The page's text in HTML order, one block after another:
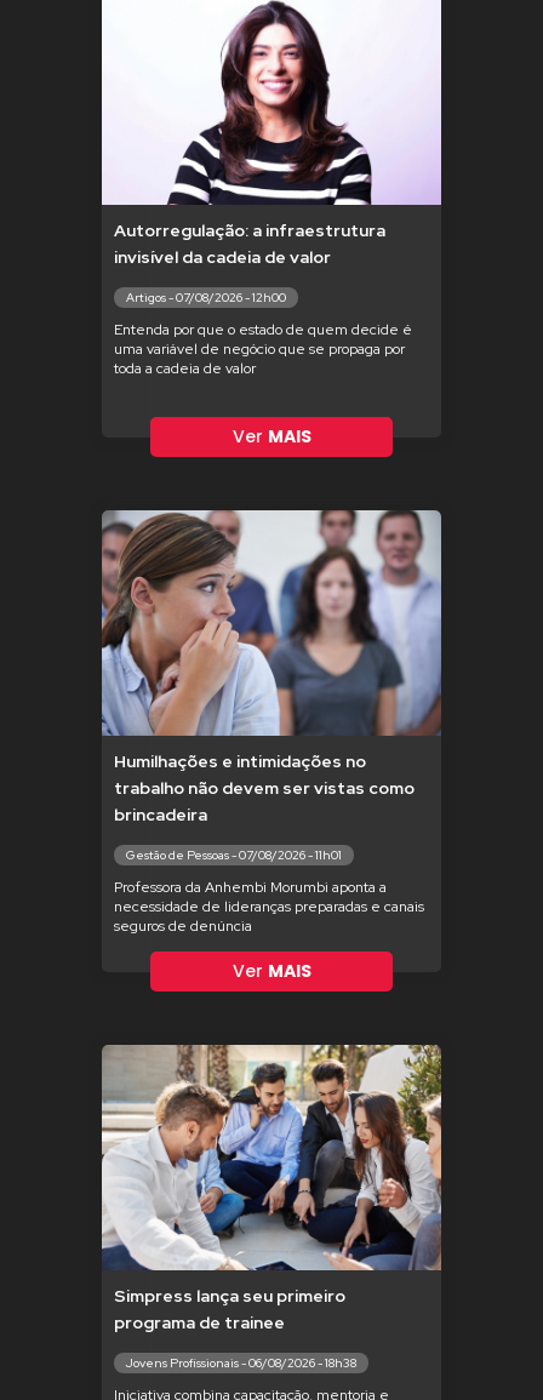
Autorregulação: a infraestrutura
invisível da cadeia de valor
Artigos - 07/08/2026 - 12h00
Entenda por que o estado de quem decide é
uma variável de negócio que se propaga por
toda a cadeia de valor
Ver MAIS
Humilhações e intimidações no
trabalho não devem ser vistas como
brincadeira
Gestão de Pessoas - 07/08/2026 - 11h01
Professora da Anhembi Morumbi aponta a
necessidade de lideranças preparadas e canais
seguros de denúncia
Ver MAIS
Simpress lança seu primeiro
programa de trainee
Jovens Profissionais - 06/08/2026 - 18h38
Iniciativa combina capacitação, mentoria e